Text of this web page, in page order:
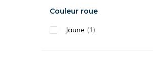
Couleur roue
Jaune (1)